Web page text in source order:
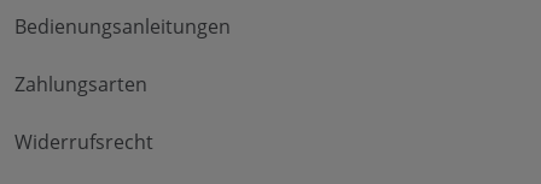
Bedienungsanleitungen
Zahlungsarten
Widerrufsrecht